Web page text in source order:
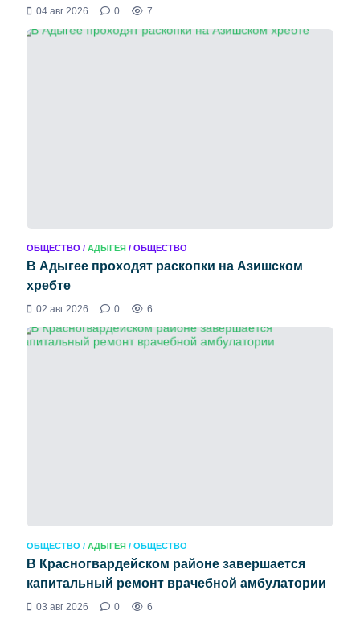
04 авг 2026 0 7
ОБЩЕСТВО / АДЫГЕЯ / ОБЩЕСТВО
В Адыгее проходят раскопки на Азишском
хребте
02 авг 2026 0 6
ОБЩЕСТВО / АДЫГЕЯ / ОБЩЕСТВО
В Красногвардейском районе завершается
капитальный ремонт врачебной амбулатории
03 авг 2026 0 6